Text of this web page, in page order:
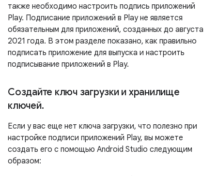
также необходимо настроить подпись приложений
Play. Подписание приложений в Play не является
обязательным для приложений, созданных до августа
2021 года. В этом разделе показано, как правильно
подписать приложение для выпуска и настроить
подписывание приложений в Play.
Создайте ключ загрузки и хранилище
ключей.
Если у вас еще нет ключа загрузки, что полезно при
настройке подписи приложений Play, вы можете
создать его с помощью Android Studio следующим
образом: